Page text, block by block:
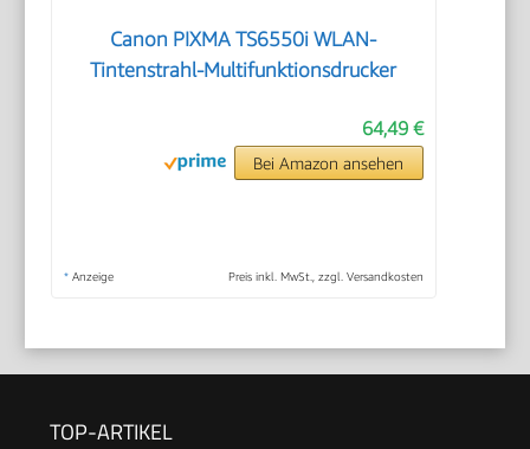
Canon PIXMA TS6550i WLAN-
Tintenstrahl-Multifunktionsdrucker
64,49 €
Bei Amazon ansehen
* Anzeige Preis inkl. MwSt., zzgl. Versandkosten
TOP-ARTIKEL